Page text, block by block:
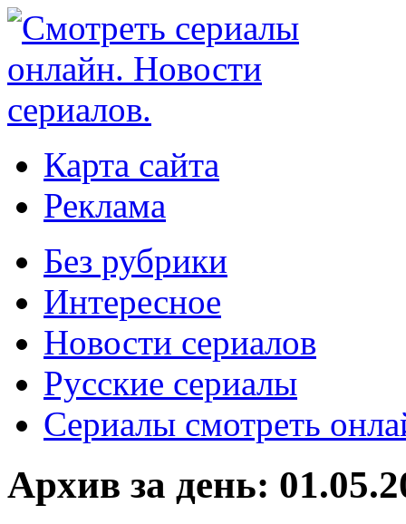
Карта сайта
Реклама
Без рубрики
Интересное
Новости сериалов
Русские сериалы
Сериалы смотреть
Архив за день: